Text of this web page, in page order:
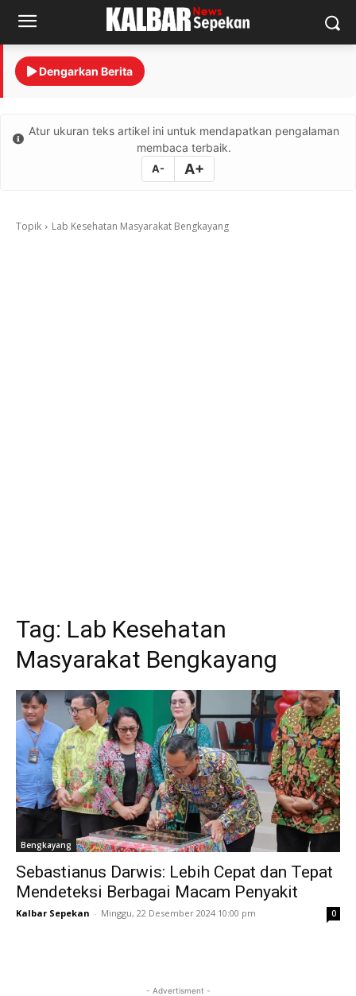
Dengarkan Berita
Atur ukuran teks artikel ini untuk mendapatkan pengalaman
membaca terbaik.
A- A+
Topik Lab Kesehatan Masyarakat Bengkayang
Tag: Lab Kesehatan
Masyarakat Bengkayang
Bengkayang
Sebastianus Darwis: Lebih Cepat dan Tepat
Mendeteksi Berbagai Macam Penyakit
Kalbar Sepekan - Minggu, 22 Desember 2024 10:00 pm 0
- Advertisment -